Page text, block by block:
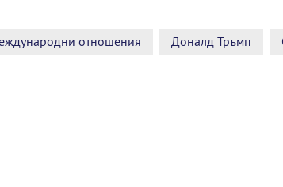
отношения Доналд Тръмп